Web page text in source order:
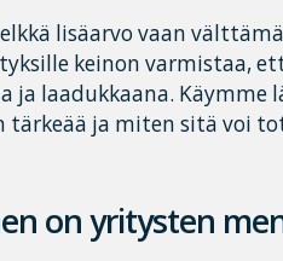
lisäarvo vaan
keinon varmistaa,
ja laadukkaana. Käymme
tärkeää ja miten sitä voi
on yritysten